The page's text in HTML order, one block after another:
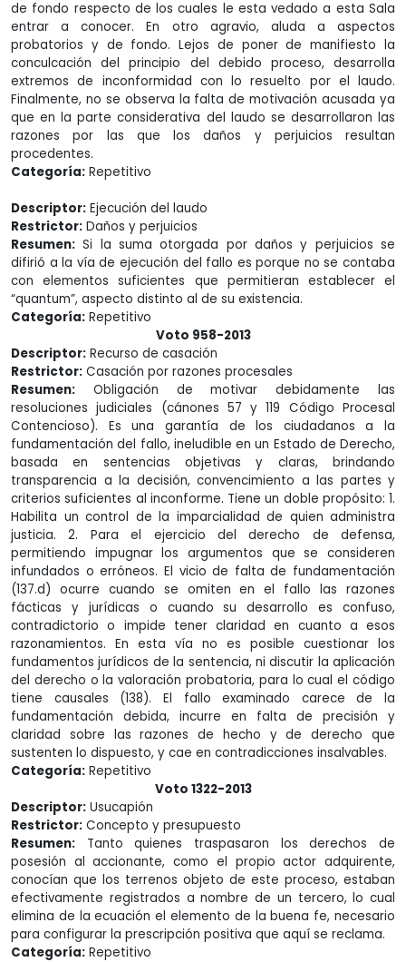
de fondo respecto de los cuales le esta vedado a esta Sala
entrar a conocer. En otro agravio, aluda a aspectos
probatorios y de fondo. Lejos de poner de manifiesto la
conculcación del principio del debido proceso, desarrolla
extremos de inconformidad con lo resuelto por el laudo.
Finalmente, no se observa la falta de motivación acusada ya
que en la parte considerativa del laudo se desarrollaron las
razones por las que los daños y perjuicios resultan
procedentes.
Categoría: Repetitivo
Descriptor: Ejecución del laudo
Restrictor: Daños y perjuicios
Resumen: Si la suma otorgada por daños y perjuicios se
difirió a la vía de ejecución del fallo es porque no se contaba
con elementos suficientes que permitieran establecer el
“quantum”, aspecto distinto al de su existencia.
Categoría: Repetitivo
Voto 958-2013
Descriptor: Recurso de casación
Restrictor: Casación por razones procesales
Resumen: Obligación de motivar debidamente las
resoluciones judiciales (cánones 57 y 119 Código Procesal
Contencioso). Es una garantía de los ciudadanos a la
fundamentación del fallo, ineludible en un Estado de Derecho,
basada en sentencias objetivas y claras, brindando
transparencia a la decisión, convencimiento a las partes y
criterios suficientes al inconforme. Tiene un doble propósito: 1.
Habilita un control de la imparcialidad de quien administra
justicia. 2. Para el ejercicio del derecho de defensa,
permitiendo impugnar los argumentos que se consideren
infundados o erróneos. El vicio de falta de fundamentación
(137.d) ocurre cuando se omiten en el fallo las razones
fácticas y jurídicas o cuando su desarrollo es confuso,
contradictorio o impide tener claridad en cuanto a esos
razonamientos. En esta vía no es posible cuestionar los
fundamentos jurídicos de la sentencia, ni discutir la aplicación
del derecho o la valoración probatoria, para lo cual el código
tiene causales (138). El fallo examinado carece de la
fundamentación debida, incurre en falta de precisión y
claridad sobre las razones de hecho y de derecho que
sustenten lo dispuesto, y cae en contradicciones insalvables.
Categoría: Repetitivo
Voto 1322-2013
Descriptor: Usucapión
Restrictor: Concepto y presupuesto
Resumen: Tanto quienes traspasaron los derechos de
posesión al accionante, como el propio actor adquirente,
conocían que los terrenos objeto de este proceso, estaban
efectivamente registrados a nombre de un tercero, lo cual
elimina de la ecuación el elemento de la buena fe, necesario
para configurar la prescripción positiva que aquí se reclama.
Categoría: Repetitivo